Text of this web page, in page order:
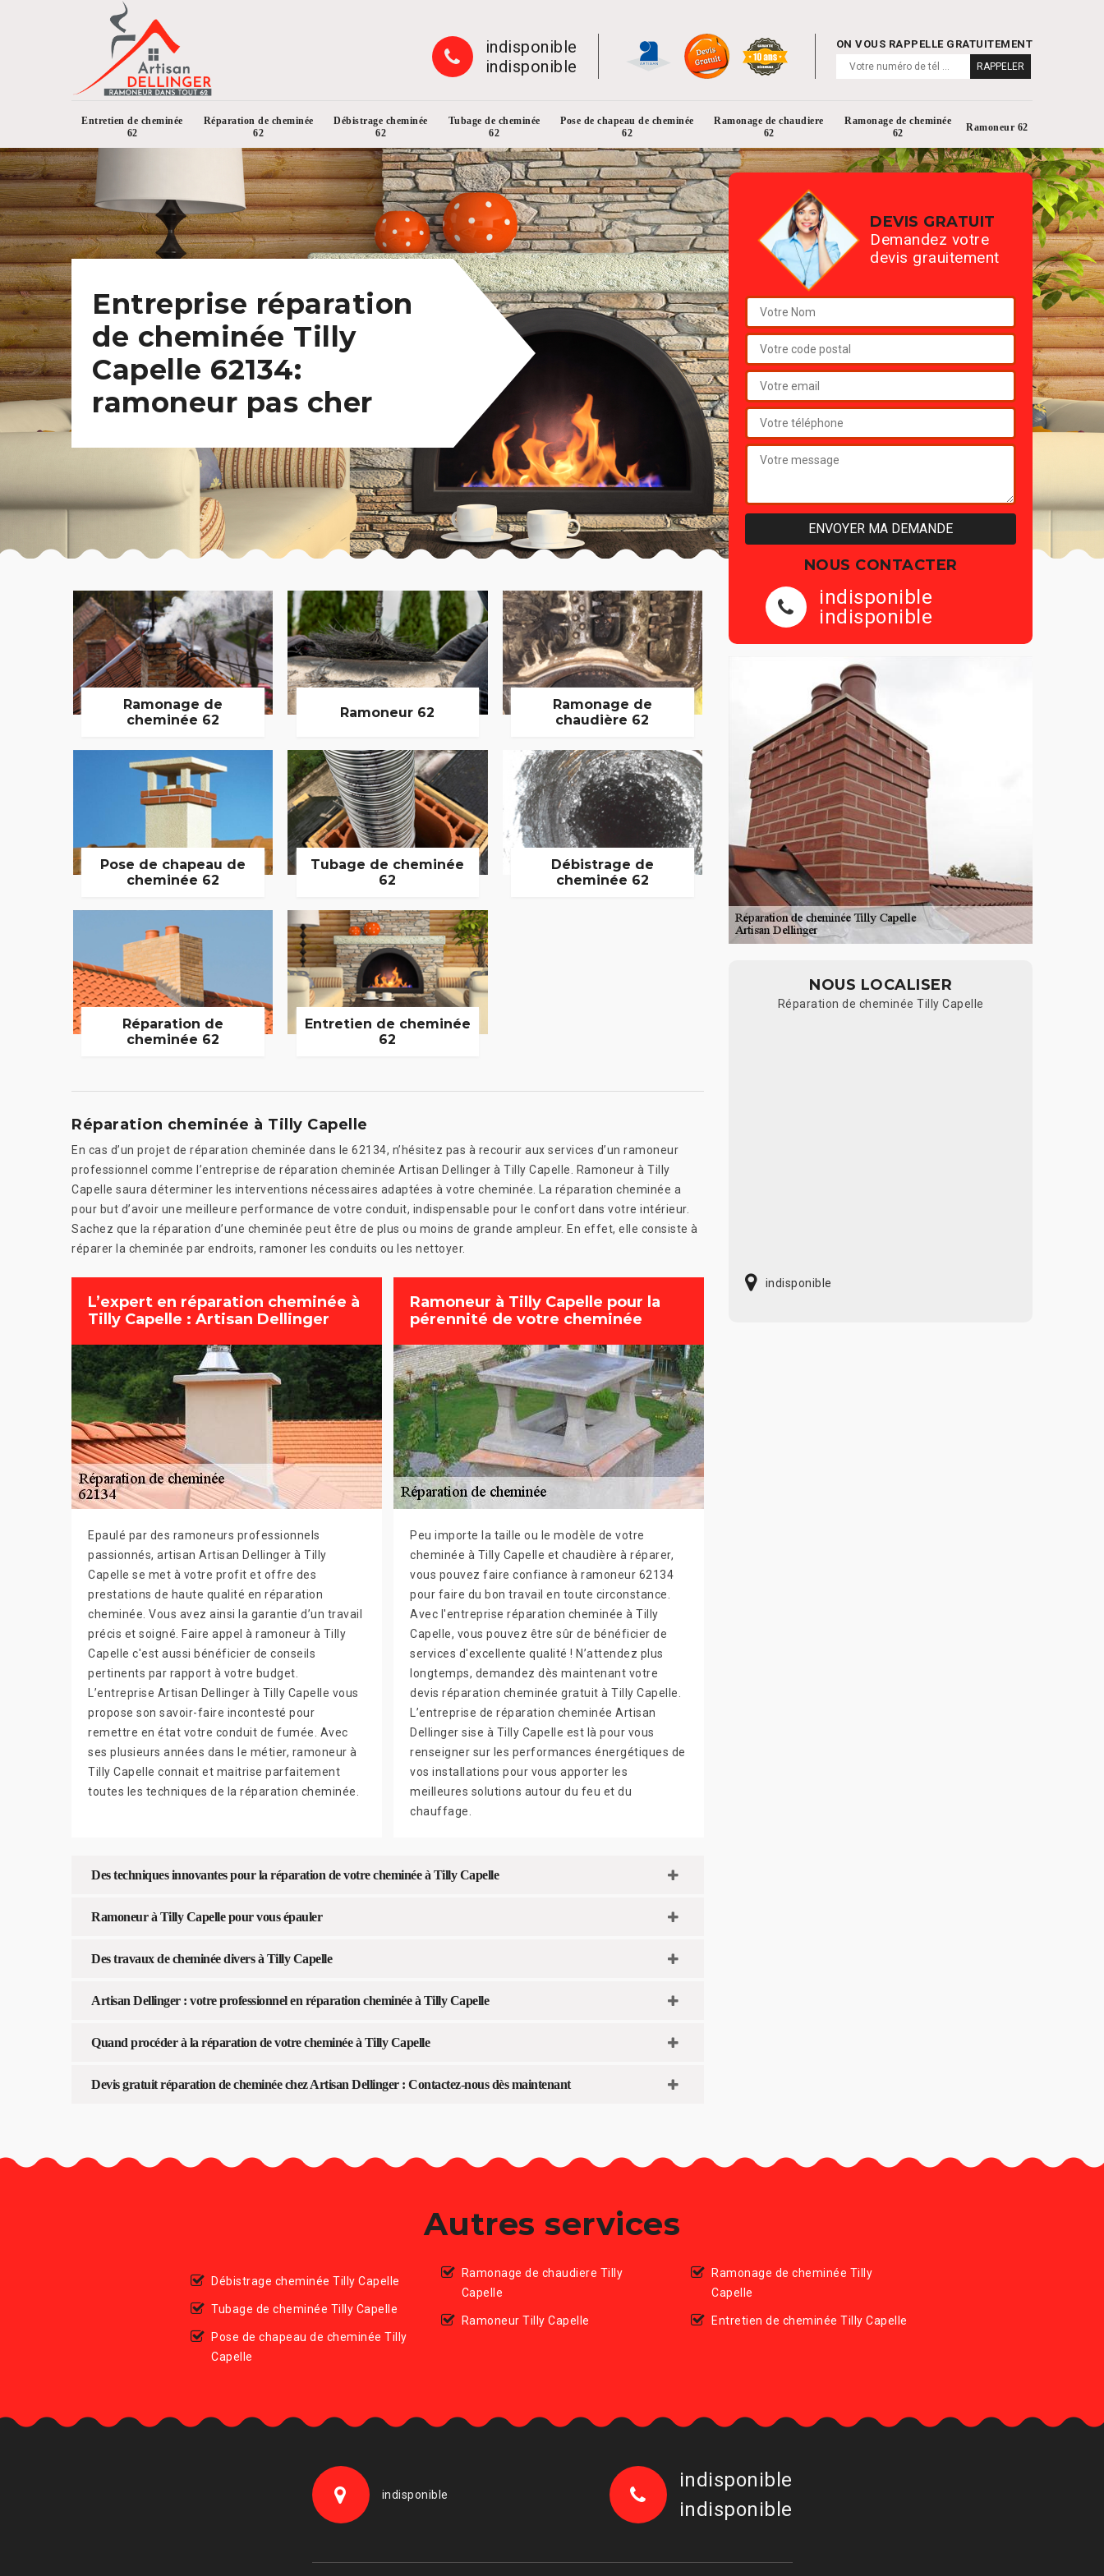
indisponible
indisponible
ON VOUS RAPPELLE GRATUITEMENT
Entretien de cheminée
62
Réparation de cheminée
62
Débistrage cheminée
62
Tubage de cheminée
62
Pose de chapeau de cheminée
62
Ramonage de chaudiere
62
Ramonage de cheminée
62
Ramoneur 62
Entreprise réparation
de cheminée Tilly
Capelle 62134:
ramoneur pas cher
Ramonage de
cheminée 62
Ramoneur 62
Ramonage de
chaudière 62
Pose de chapeau de
cheminée 62
Tubage de cheminée
62
Débistrage de
cheminée 62
Réparation de
cheminée 62
Entretien de cheminée
62
Réparation cheminée à Tilly Capelle
En cas d’un projet de réparation cheminée dans le 62134, n’hésitez pas à recourir aux services d’un ramoneur
professionnel comme l’entreprise de réparation cheminée Artisan Dellinger à Tilly Capelle. Ramoneur à Tilly
Capelle saura déterminer les interventions nécessaires adaptées à votre cheminée. La réparation cheminée a
pour but d’avoir une meilleure performance de votre conduit, indispensable pour le confort dans votre intérieur.
Sachez que la réparation d’une cheminée peut être de plus ou moins de grande ampleur. En effet, elle consiste à
réparer la cheminée par endroits, ramoner les conduits ou les nettoyer.
L’expert en réparation cheminée à
Tilly Capelle : Artisan Dellinger
Epaulé par des ramoneurs professionnels
passionnés, artisan Artisan Dellinger à Tilly
Capelle se met à votre profit et offre des
prestations de haute qualité en réparation
cheminée. Vous avez ainsi la garantie d’un travail
précis et soigné. Faire appel à ramoneur à Tilly
Capelle c'est aussi bénéficier de conseils
pertinents par rapport à votre budget.
L’entreprise Artisan Dellinger à Tilly Capelle vous
propose son savoir-faire incontesté pour
remettre en état votre conduit de fumée. Avec
ses plusieurs années dans le métier, ramoneur à
Tilly Capelle connait et maitrise parfaitement
toutes les techniques de la réparation cheminée.
Ramoneur à Tilly Capelle pour la
pérennité de votre cheminée
Peu importe la taille ou le modèle de votre
cheminée à Tilly Capelle et chaudière à réparer,
vous pouvez faire confiance à ramoneur 62134
pour faire du bon travail en toute circonstance.
Avec l'entreprise réparation cheminée à Tilly
Capelle, vous pouvez être sûr de bénéficier de
services d'excellente qualité ! N’attendez plus
longtemps, demandez dès maintenant votre
devis réparation cheminée gratuit à Tilly Capelle.
L’entreprise de réparation cheminée Artisan
Dellinger sise à Tilly Capelle est là pour vous
renseigner sur les performances énergétiques de
vos installations pour vous apporter les
meilleures solutions autour du feu et du
chauffage.
Des techniques innovantes pour la réparation de votre cheminée à Tilly Capelle
Ramoneur à Tilly Capelle pour vous épauler
Des travaux de cheminée divers à Tilly Capelle
Artisan Dellinger : votre professionnel en réparation cheminée à Tilly Capelle
Quand procéder à la réparation de votre cheminée à Tilly Capelle
Devis gratuit réparation de cheminée chez Artisan Dellinger : Contactez-nous dès maintenant
DEVIS GRATUIT
Demandez votre
devis grauitement
NOUS CONTACTER
indisponible
indisponible
NOUS LOCALISER
Réparation de cheminée Tilly Capelle
indisponible
Autres services
Débistrage cheminée Tilly Capelle
Tubage de cheminée Tilly Capelle
Pose de chapeau de cheminée Tilly
Capelle
Ramonage de chaudiere Tilly
Capelle
Ramoneur Tilly Capelle
Ramonage de cheminée Tilly
Capelle
Entretien de cheminée Tilly Capelle
indisponible
indisponible
indisponible